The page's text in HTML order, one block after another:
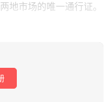
地市场的唯一通行证。